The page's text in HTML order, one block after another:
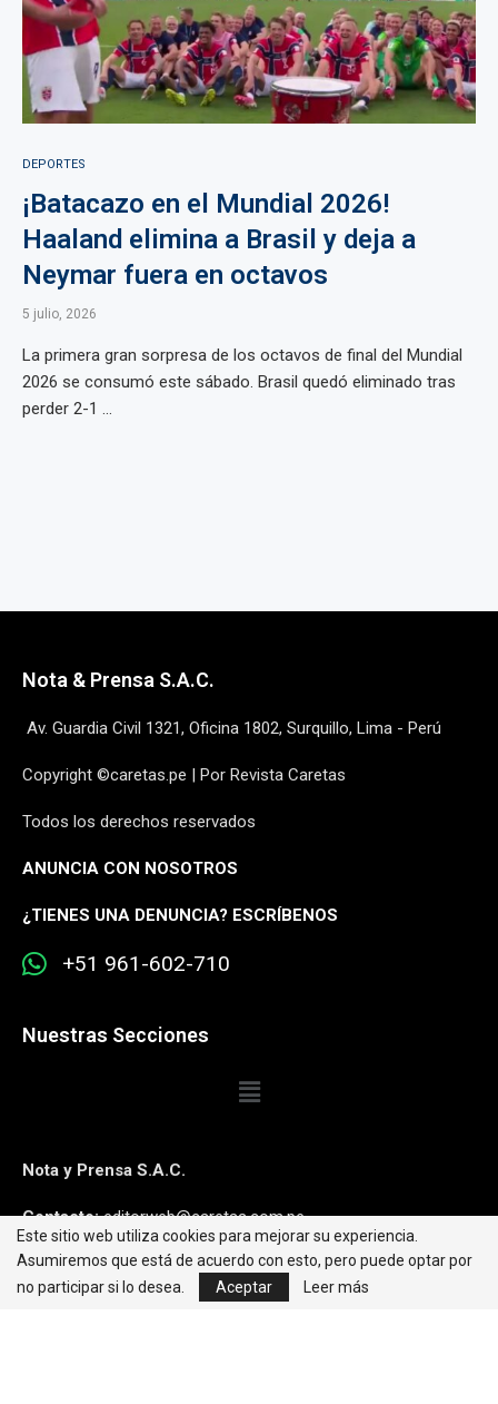
DEPORTES
¡Batacazo en el Mundial 2026!
Haaland elimina a Brasil y deja a
Neymar fuera en octavos
5 julio, 2026
La primera gran sorpresa de los octavos de final del Mundial
2026 se consumó este sábado. Brasil quedó eliminado tras
perder 2-1 ...
Nota & Prensa S.A.C.
Av. Guardia Civil 1321, Oficina 1802, Surquillo, Lima - Perú
Copyright ©caretas.pe | Por Revista Caretas
Todos los derechos reservados
ANUNCIA CON NOSOTROS
¿TIENES UNA DENUNCIA? ESCRÍBENOS
+51 961-602-710
Nuestras Secciones
Nota y Prensa S.A.C.
Contacto:editorweb@caretas.com.pe
Síguenos:
Este sitio web utiliza cookies para mejorar su experiencia.
Asumiremos que está de acuerdo con esto, pero puede optar por
no participar si lo desea.
Aceptar Leer más